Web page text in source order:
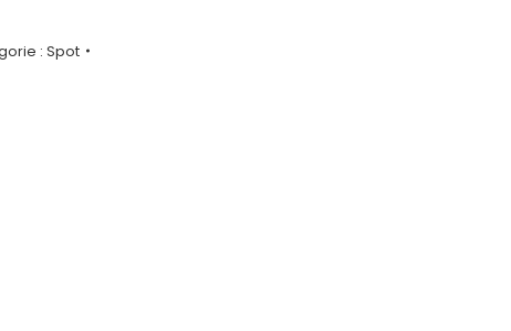
: Spot